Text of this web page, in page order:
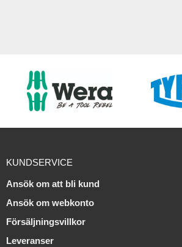
KUNDSERVICE
Ansök om att bli kund
Ansök om webkonto
Försäljningsvillkor
Leveranser